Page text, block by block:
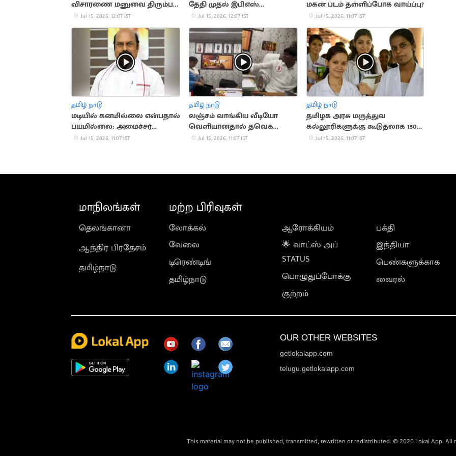
விசாரணை மனுவை திரும்ப
பெற்ற தமிழக அரசு
Jul 15, 2026, 12:07 IST
தேதி முதல் இபிஎஸ்
ஆலோசனை
Jul 15, 2026, 12:07 IST
மகன் படம் தள்ளிப்போக வாய்ப்பு?
Jul 15, 2026, 11:07 IST
தமிழ் நாடு
மடியில் கனமில்லை என்பதால்
பயமில்லை: அமைச்சர்
எ.வ.வேலு
Jul 15, 2026, 11:07 IST
தமிழ் நாடு
லஞ்சம் வாங்கிய வீடியோ
வெளியானதால் தவெக
நிர்வாகி வீராசாமி நீக்கம்
Jul 15, 2026, 11:07 IST
தமிழ் நாடு
தமிழக அரசு மருத்துவ
கல்லூரிகளுக்கு கூடுதலாக 150
இடங்கள் ஒதுக்கீடு
Jul 15, 2026, 11:07 IST
மாநிலங்கள்
தெலங்கானா
ஆந்திர பிரதேசம்
தமிழ்நாடு
மற்ற பிரிவுகள்
லோக்கல்
வேலை
டிரெண்டிங்
தமிழ்நாடு
ஆரோக்கியம்
🌟 வாட்ஸ் அப்
STATUS
பொழுதுப்போக்கு
குற்றம்
பக்தி
இந்தியா
பெண்களுக்காக
வைரல்
OUR OTHER WEBSITES
getlokalapp.com
telugu.getlokalapp.com
This material may not be published, transmitted, rewritten or redistributed. © 2020 Lokal App. All